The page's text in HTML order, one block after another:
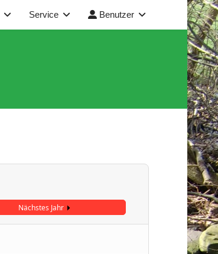
Service Benutzer
Nächstes Jahr